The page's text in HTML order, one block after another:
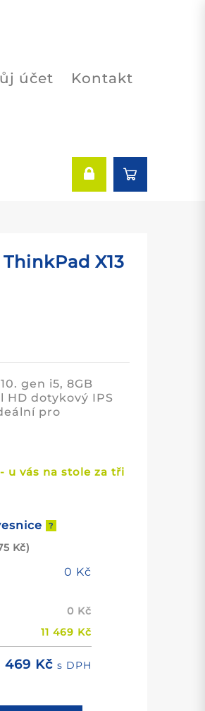
účet Kontakt
X13
gen i5, 8GB
HD dotykový IPS
pro
u vás na stole za tři
?
Kč)
0 Kč
0 Kč
11 469 Kč
469 Kč s DPH